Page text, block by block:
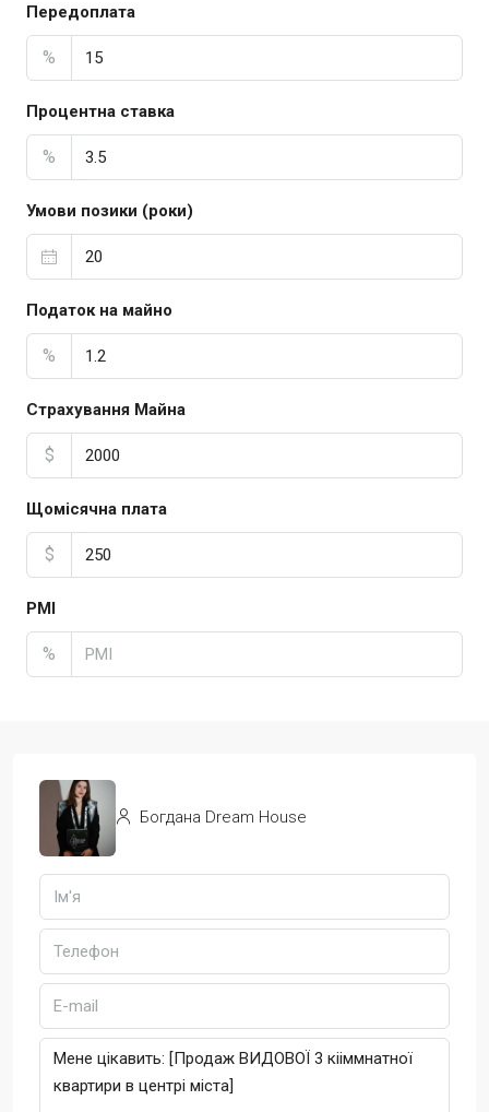
Передоплата
%
Процентна ставка
%
Умови позики (роки)
Податок на майно
%
Страхування Майна
$
Щомісячна плата
$
PMI
%
Богдана Dream House